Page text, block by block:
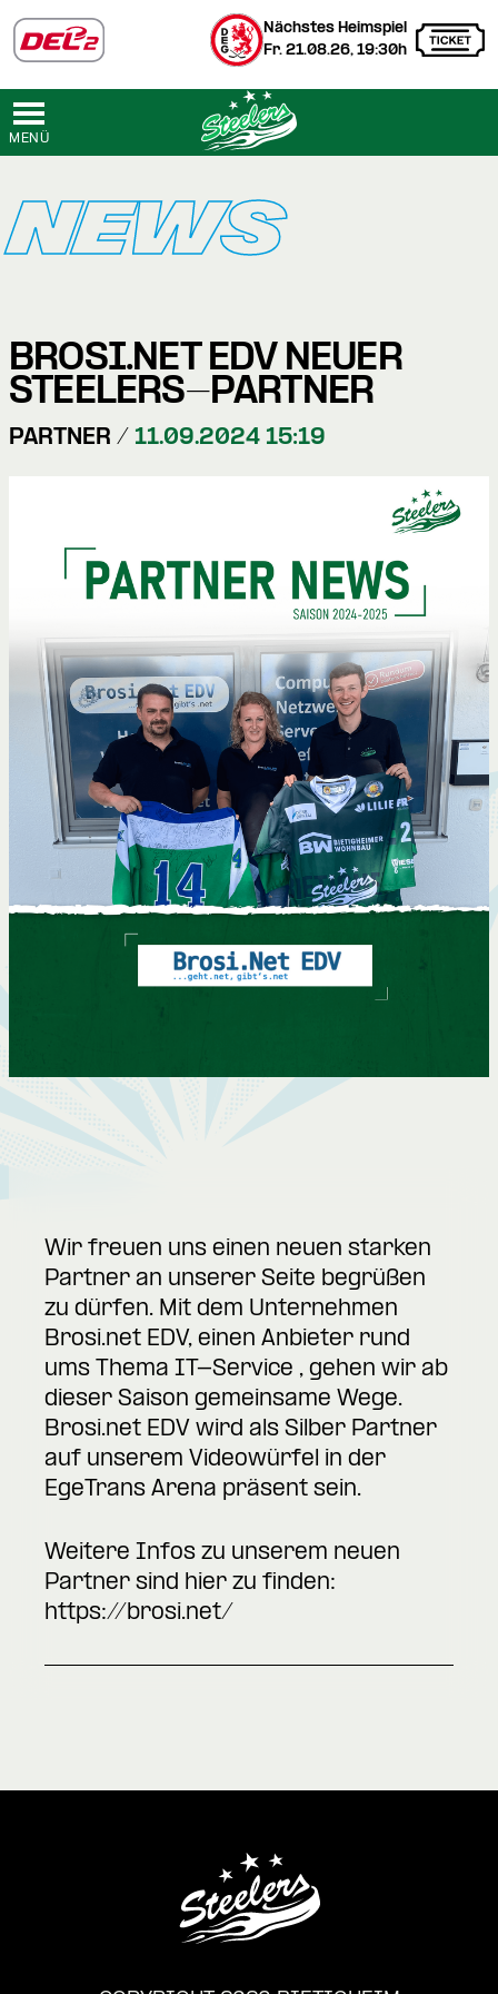
Nächstes Heimspiel
Fr. 21.08.26, 19:30h
MENÜ
NEWS
BROSI.NET EDV NEUER
STEELERS-PARTNER
PARTNER / 11.09.2024 15:19
Wir freuen uns einen neuen starken
Partner an unserer Seite begrüßen
zu dürfen. Mit dem Unternehmen
Brosi.net EDV, einen Anbieter rund
ums Thema IT-Service , gehen wir ab
dieser Saison gemeinsame Wege.
Brosi.net EDV wird als Silber Partner
auf unserem Videowürfel in der
EgeTrans Arena präsent sein.
Weitere Infos zu unserem neuen
Partner sind hier zu finden:
https://brosi.net/